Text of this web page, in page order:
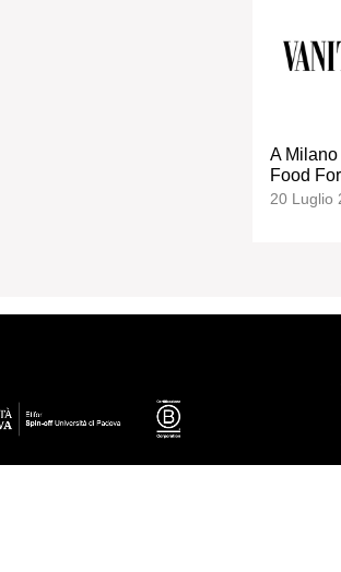
A
Food
20 Luglio